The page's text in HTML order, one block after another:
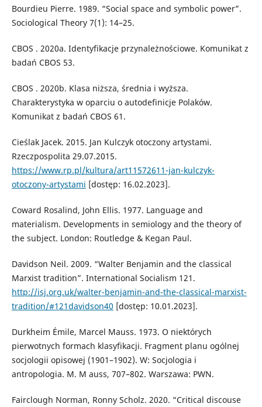
Bourdieu Pierre. 1989. “Social space and symbolic power”.
Sociological Theory 7(1): 14–25.
CBOS . 2020a. Identyfikacje przynależnościowe. Komunikat z
badań CBOS 53.
CBOS . 2020b. Klasa niższa, średnia i wyższa.
Charakterystyka w oparciu o autodefinicje Polaków.
Komunikat z badań CBOS 61.
Cieślak Jacek. 2015. Jan Kulczyk otoczony artystami.
Rzeczpospolita 29.07.2015.
https://www.rp.pl/kultura/art11572611-jan-kulczyk-
otoczony-artystami [dostęp: 16.02.2023].
Coward Rosalind, John Ellis. 1977. Language and
materialism. Developments in semiology and the theory of
the subject. London: Routledge & Kegan Paul.
Davidson Neil. 2009. “Walter Benjamin and the classical
Marxist tradition”. International Socialism 121.
http://isj.org.uk/walter-benjamin-and-the-classical-marxist-
tradition/#121davidson40 [dostęp: 10.01.2023].
Durkheim Émile, Marcel Mauss. 1973. O niektórych
pierwotnych formach klasyfikacji. Fragment planu ogólnej
socjologii opisowej (1901–1902). W: Socjologia i
antropologia. M. M auss, 707–802. Warszawa: PWN.
Fairclough Norman, Ronny Scholz. 2020. “Critical discouse